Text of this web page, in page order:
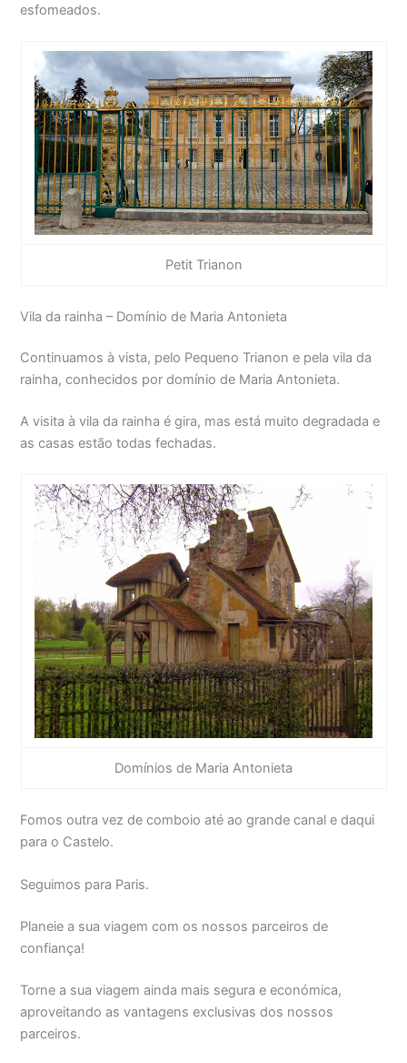
esfomeados.
Petit Trianon
Vila da rainha – Domínio de Maria Antonieta
Continuamos à vista, pelo Pequeno Trianon e pela vila da
rainha, conhecidos por domínio de Maria Antonieta.
A visita à vila da rainha é gira, mas está muito degradada e
as casas estão todas fechadas.
Domínios de Maria Antonieta
Fomos outra vez de comboio até ao grande canal e daqui
para o Castelo.
Seguimos para Paris.
Planeie a sua viagem com os nossos parceiros de
confiança!
Torne a sua viagem ainda mais segura e económica,
aproveitando as vantagens exclusivas dos nossos
parceiros.